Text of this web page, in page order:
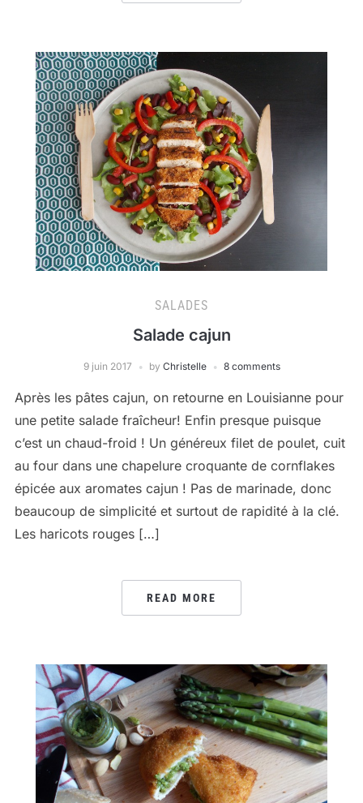
SALADES
Salade cajun
9 juin 2017 by Christelle 8 comments
Après les pâtes cajun, on retourne en Louisianne pour
une petite salade fraîcheur! Enfin presque puisque
c’est un chaud-froid ! Un généreux filet de poulet, cuit
au four dans une chapelure croquante de cornflakes
épicée aux aromates cajun ! Pas de marinade, donc
beaucoup de simplicité et surtout de rapidité à la clé.
Les haricots rouges […]
READ MORE